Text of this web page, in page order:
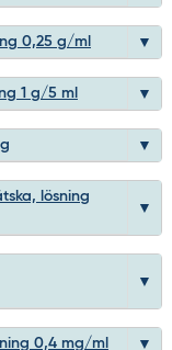
0,25 g/ml
1 g/5 ml
lösning
0,4 mg/ml